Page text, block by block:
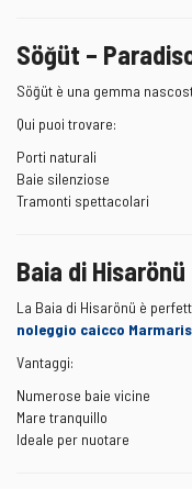
Söğüt –
Söğüt è una gemma
Qui puoi trovare:
Porti naturali
Baie silenziose
Tramonti spettacolari
Baia di Hisarönü
La Baia di Hisarönü è
noleggio caicco Marmaris
Vantaggi:
Numerose baie vicine
Mare tranquillo
Ideale per nuotare